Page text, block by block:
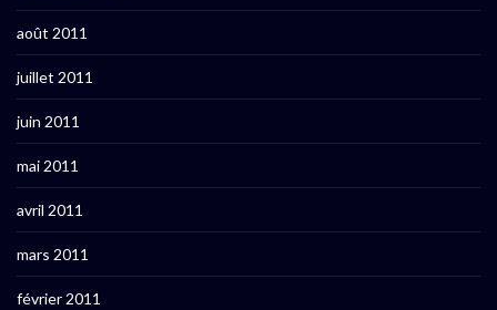
août 2011
juillet 2011
juin 2011
mai 2011
avril 2011
mars 2011
février 2011